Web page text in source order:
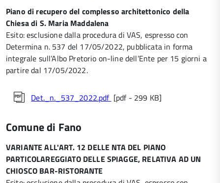
Piano di recupero del complesso architettonico della
Chiesa di S. Maria Maddalena
Esito: esclusione dalla procedura di VAS, espresso con
Determina n. 537 del 17/05/2022, pubblicata in forma
integrale sull’Albo Pretorio on-line dell’Ente per 15 giorni a
partire dal 17/05/2022.
Det._n._537_2022.pdf [pdf - 299 KB]
Comune di Fano
VARIANTE ALL'ART. 12 DELLE NTA DEL PIANO
PARTICOLAREGGIATO DELLE SPIAGGE, RELATIVA AD UN
CHIOSCO BAR-RISTORANTE